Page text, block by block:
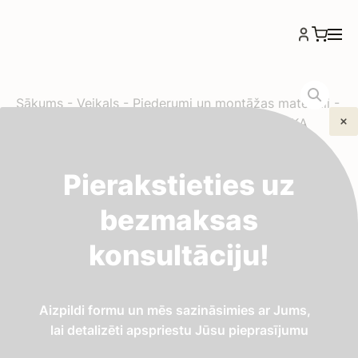
Sākums-Veikals-Piederumi un montāžas materiāli-
Poliuretāna hermētiķis-līme Sikaflex-11FC / SIKA
Poliuretāna hermētiķis-
līme Sikaflex-11FC / SIKA
300ml melna
8,01€
Pierakstieties uz
bezmaksas
konsultāciju!
Aizpildi formu un mēs sazināsimies ar Jums,
lai detalizēti apspriestu Jūsu pieprasījumu